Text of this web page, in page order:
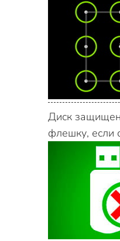
Диск
флешку, если